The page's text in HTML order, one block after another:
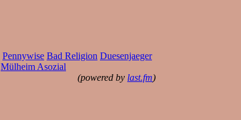
Pennywise Bad Religion Duesenjaeger
Mülheim Asozial
(powered by last.fm)